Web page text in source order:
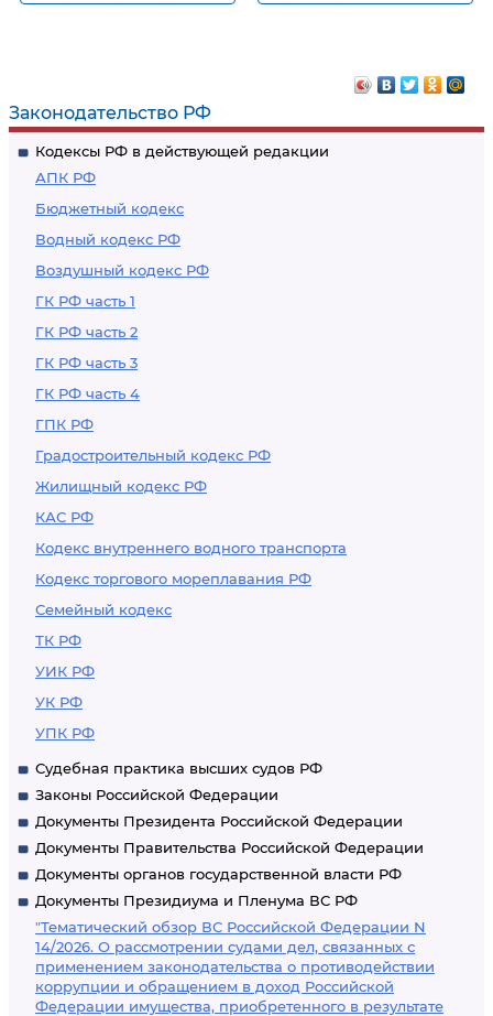
Законодательство РФ
Кодексы РФ в действующей редакции
АПК РФ
Бюджетный кодекс
Водный кодекс РФ
Воздушный кодекс РФ
ГК РФ часть 1
ГК РФ часть 2
ГК РФ часть 3
ГК РФ часть 4
ГПК РФ
Градостроительный кодекс РФ
Жилищный кодекс РФ
КАС РФ
Кодекс внутреннего водного транспорта
Кодекс торгового мореплавания РФ
Семейный кодекс
ТК РФ
УИК РФ
УК РФ
УПК РФ
Судебная практика высших судов РФ
Законы Российской Федерации
Документы Президента Российской Федерации
Документы Правительства Российской Федерации
Документы органов государственной власти РФ
Документы Президиума и Пленума ВС РФ
"Тематический обзор ВС Российской Федерации N
14/2026. О рассмотрении судами дел, связанных с
применением законодательства о противодействии
коррупции и обращением в доход Российской
Федерации имущества, приобретенного в результате
реклама в
информационно-
телекоммуникационной
сети "Интернет"